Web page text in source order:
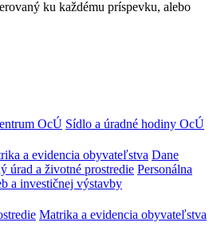
ku každému príspevku, alebo
OcÚ Sídlo a úradné hodiny OcÚ
a evidencia obyvateľstva Dane
úrad a životné prostredie Personálna
a investičnej výstavby
Matrika a evidencia obyvateľstva